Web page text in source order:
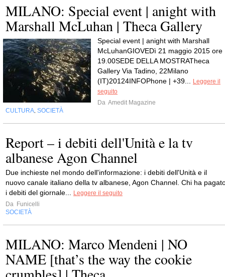
MILANO: Special event | anight with
Marshall McLuhan | Theca Gallery
Special event | anight with Marshall
McLuhanGIOVEDì 21 maggio 2015 ore
19.00SEDE DELLA MOSTRATheca
Gallery Via Tadino, 22Milano
(IT)20124INFOPhone | +39...
Leggere il
seguito
Da Amedit Magazine
CULTURA SOCIETÀ
Report – i debiti dell'Unità e la tv
albanese Agon Channel
Due inchieste nel mondo dell'informazione: i debiti dell'Unità e il
nuovo canale italiano della tv albanese, Agon Channel. Chi ha
i debiti del giornale...
Leggere il seguito
Da Funicelli
SOCIETÀ
MILANO: Marco Mendeni | NO
NAME [that’s the way the cookie